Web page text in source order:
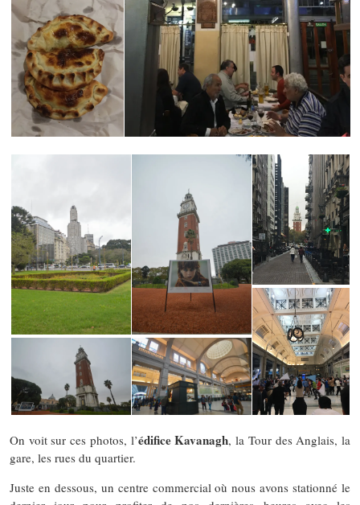
On voit sur ces photos, l’édifice Kavanagh, la Tour des Anglais, la
gare, les rues du quartier.
Juste en dessous, un centre commercial où nous avons stationné le